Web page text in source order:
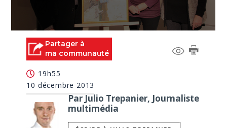
seconds Partager à
ma communauté
19h55
10 décembre 2013
Par Julio Trepanier, Journaliste
multimédia